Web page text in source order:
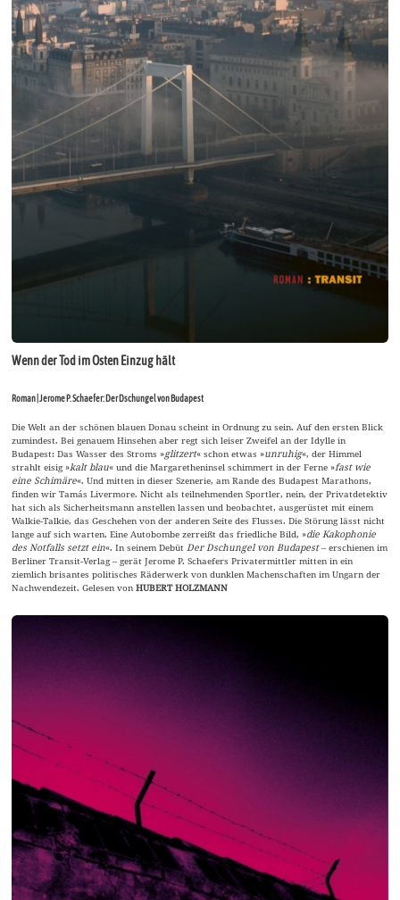
Wenn der Tod im Osten Einzug hält
Roman | Jerome P. Schaefer: Der Dschungel von Budapest
Die Welt an der schönen blauen Donau scheint in Ordnung zu sein. Auf den ersten Blick
zumindest. Bei genauem Hinsehen aber regt sich leiser Zweifel an der Idylle in
Budapest: Das Wasser des Stroms »glitzert« schon etwas »unruhig«, der Himmel
strahlt eisig »kalt blau« und die Margaretheninsel schimmert in der Ferne »fast wie
eine Schimäre«. Und mitten in dieser Szenerie, am Rande des Budapest Marathons,
finden wir Tamás Livermore. Nicht als teilnehmenden Sportler, nein, der Privatdetektiv
hat sich als Sicherheitsmann anstellen lassen und beobachtet, ausgerüstet mit einem
Walkie-Talkie, das Geschehen von der anderen Seite des Flusses. Die Störung lässt nicht
lange auf sich warten. Eine Autobombe zerreißt das friedliche Bild, »die Kakophonie
des Notfalls setzt ein«. In seinem DebütDer Dschungel von Budapest– erschienen im
Berliner Transit-Verlag – gerät Jerome P. Schaefers Privatermittler mitten in ein
ziemlich brisantes politisches Räderwerk von dunklen Machenschaften im Ungarn der
Nachwendezeit. Gelesen vonHUBERT HOLZMANN